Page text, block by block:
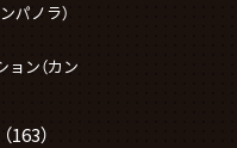
パノラ）
ン（カン
（163）